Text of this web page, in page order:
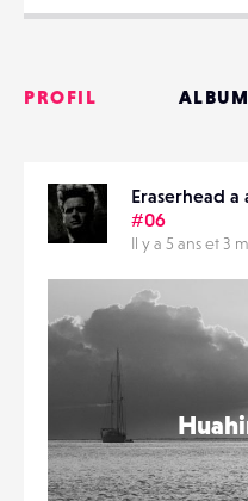
PROFIL
Eraserhead
#06
Il y a 5 ans et 3